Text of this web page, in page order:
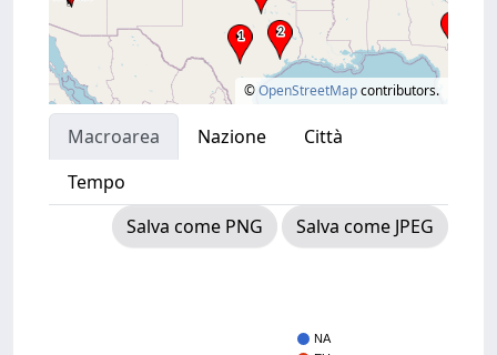
©OpenStreetMapcontributors.
Macroarea Nazione
Città
Tempo
Salva come PNG
Salva come JPEG
NA